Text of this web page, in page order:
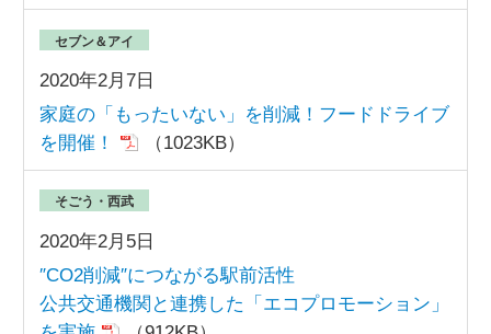
2020年2月7日
セブン＆アイ
家庭の「もったいない」を削減！フードドライブ
を開催！
（1023KB）
2020年2月5日
そごう・西武
″CO2削減″につながる駅前活性
公共交通機関と連携した「エコプロモーション」